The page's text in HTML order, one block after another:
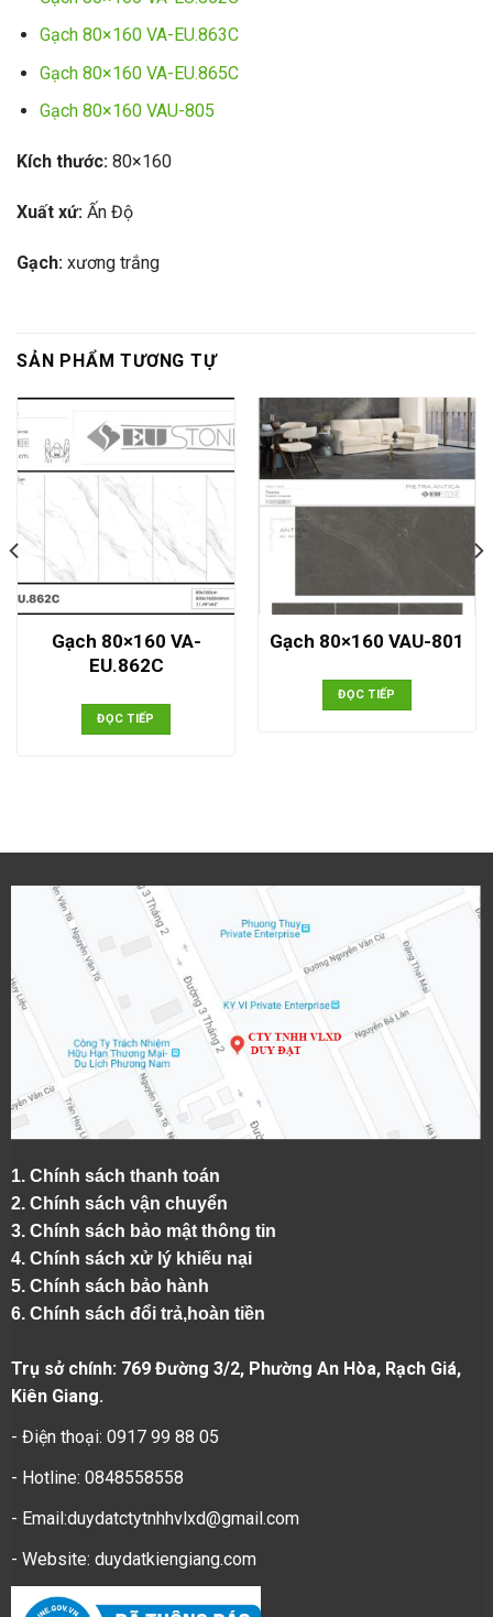
Gạch 80×160 VA-EU.863C
Gạch 80×160 VA-EU.865C
Gạch 80×160 VAU-805
Kích thước: 80×160
Xuất xứ: Ấn Độ
Gạch: xương trắng
SẢN PHẨM TƯƠNG TỰ
Gạch 80×160 VA-
EU.862C
ĐỌC TIẾP
Gạch 80×160 VAU-801
ĐỌC TIẾP
1. Chính sách thanh toán
2. Chính sách vận chuyển
3. Chính sách bảo mật thông tin
4. Chính sách xử lý khiếu nại
5. Chính sách bảo hành
6. Chính sách đổi trả,hoàn tiền
Trụ sở chính: 769 Đường 3/2, Phường An Hòa, Rạch Giá,
Kiên Giang.
- Điện thoại: 0917 99 88 05
- Hotline: 0848558558
- Email:duydatctytnhhvlxd@gmail.com
- Website: duydatkiengiang.com